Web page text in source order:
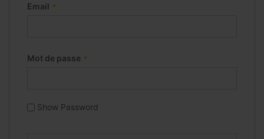
Email
Mot de passe
Show Password